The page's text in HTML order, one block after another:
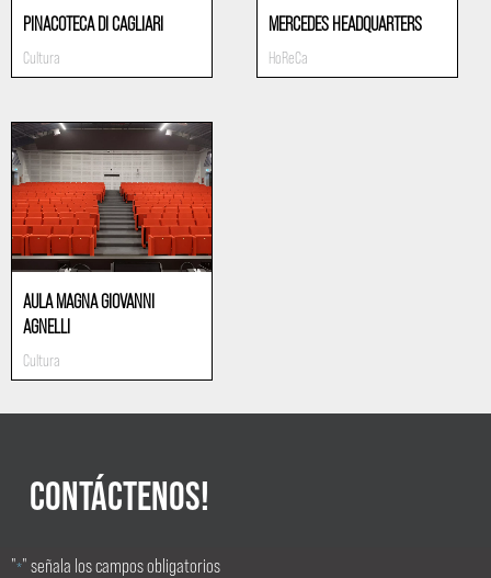
PINACOTECA DI CAGLIARI
Cultura
MERCEDES HEADQUARTERS
HoReCa
AULA MAGNA GIOVANNI
AGNELLI
Cultura
CONTÁCTENOS!
"*" señala los campos obligatorios